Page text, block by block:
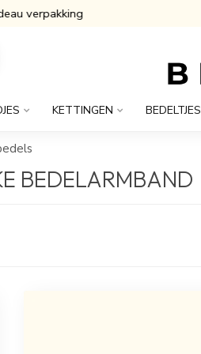
KETTINGEN BEDELTJES
BEDELARMBAND